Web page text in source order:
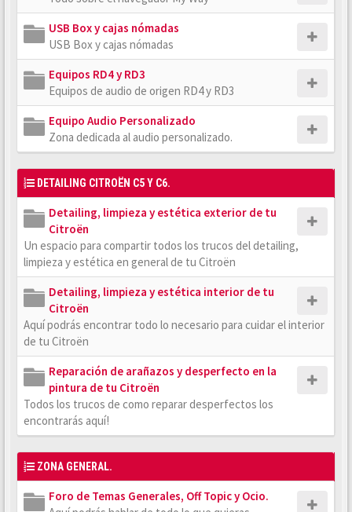
USB Box y cajas nómadas
USB Box y cajas nómadas
Equipos RD4 y RD3
Equipos de audio de origen RD4 y RD3
Equipo Audio Personalizado
Zona dedicada al audio personalizado.
DETAILING CITROËN C5 Y C6.
Detailing, limpieza y estética exterior de tu
Citroën
Un espacio para compartir todos los trucos del detailing,
limpieza y estética en general de tu Citroën
Detailing, limpieza y estética interior de tu
Citroën
Aquí podrás encontrar todo lo necesario para cuidar el interior
de tu Citroën
Reparación de arañazos y desperfecto en la
pintura de tu Citroën
Todos los trucos de como reparar desperfectos los
encontrarás aquí!
ZONA GENERAL.
Foro de Temas Generales, Off Topic y Ocio.